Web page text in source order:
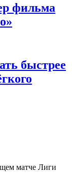
фильма
быстрее
матче Лиги